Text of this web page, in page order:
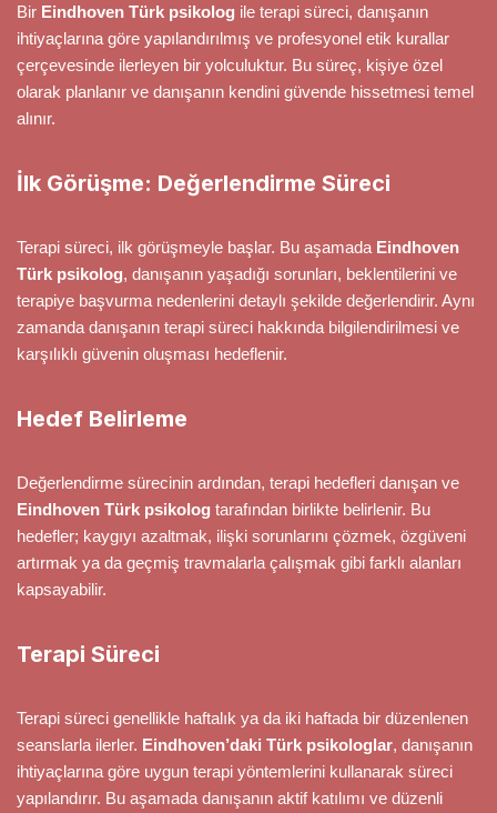
Bir Eindhoven Türk psikolog ile terapi süreci, danışanın
ihtiyaçlarına göre yapılandırılmış ve profesyonel etik kurallar
çerçevesinde ilerleyen bir yolculuktur. Bu süreç, kişiye özel
olarak planlanır ve danışanın kendini güvende hissetmesi temel
alınır.
İlk Görüşme: Değerlendirme Süreci
Terapi süreci, ilk görüşmeyle başlar. Bu aşamada Eindhoven
Türk psikolog, danışanın yaşadığı sorunları, beklentilerini ve
terapiye başvurma nedenlerini detaylı şekilde değerlendirir. Aynı
zamanda danışanın terapi süreci hakkında bilgilendirilmesi ve
karşılıklı güvenin oluşması hedeflenir.
Hedef Belirleme
Değerlendirme sürecinin ardından, terapi hedefleri danışan ve
Eindhoven Türk psikolog tarafından birlikte belirlenir. Bu
hedefler; kaygıyı azaltmak, ilişki sorunlarını çözmek, özgüveni
artırmak ya da geçmiş travmalarla çalışmak gibi farklı alanları
kapsayabilir.
Terapi Süreci
Terapi süreci genellikle haftalık ya da iki haftada bir düzenlenen
seanslarla ilerler. Eindhoven’daki Türk psikologlar, danışanın
ihtiyaçlarına göre uygun terapi yöntemlerini kullanarak süreci
yapılandırır. Bu aşamada danışanın aktif katılımı ve düzenli